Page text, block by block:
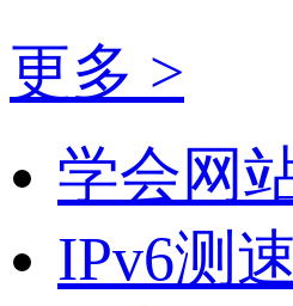
更多 >
学会网
IPv6测